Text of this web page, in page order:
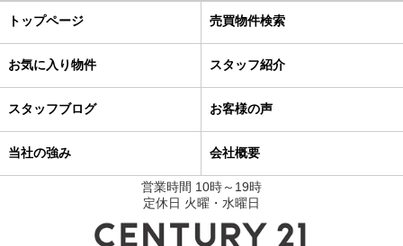
トップページ 売買物件検索
お気に入り物件 スタッフ紹介
スタッフブログ お客様の声
当社の強み 会社概要
営業時間 10時～19時
定休日 火曜・水曜日